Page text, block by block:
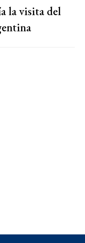
la visita del